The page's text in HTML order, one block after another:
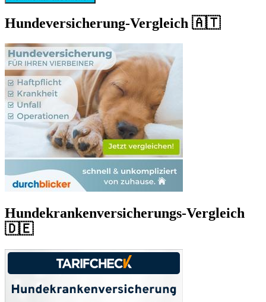
Hundeversicherung-Vergleich 🇦🇹
Hundekrankenversicherungs-Vergleich
🇩🇪